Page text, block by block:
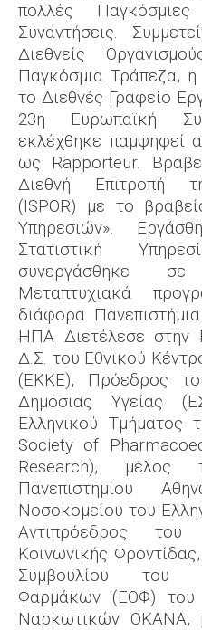
πολλές
Συναντήσεις.
Διεθνείς
Παγκόσμια Τράπεζα,
το Διεθνές Γραφείο
23η Ευρωπαϊκή
εκλέχθηκε παμψηφεί
ως Rapporteur.
Διεθνή Επιτροπή
(ISPOR) με το
Υπηρεσιών».
Στατιστική
συνεργάσθηκε
Μεταπτυχιακά
διάφορα
ΗΠΑ Διετέλεσε στην
Δ.Σ. του Εθνικού
(EKKE), Πρόεδρος
Δημόσιας Υγείας
Ελληνικού Τμήματος
Society of
Research), μέλος
Πανεπιστημίου
Νοσοκομείου του
Αντιπρόεδρος του
Κοινωνικής
Συμβουλίου του
Φαρμάκων (ΕΟΦ) του
Ναρκωτικών ΟΚΑΝΑ,